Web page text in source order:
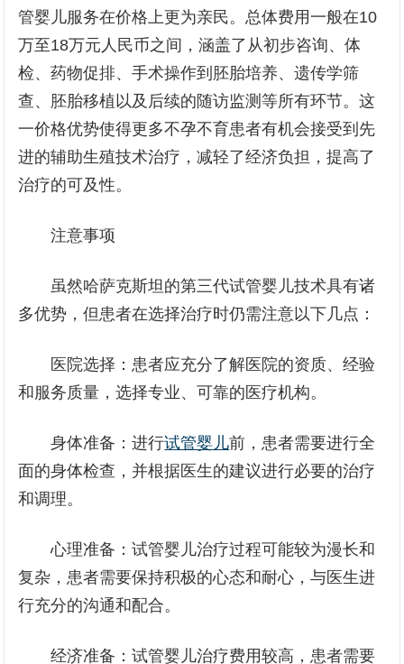
管婴儿服务在价格上更为亲民。总体费用一般在10
万至18万元人民币之间，涵盖了从初步咨询、体
检、药物促排、手术操作到胚胎培养、遗传学筛
查、胚胎移植以及后续的随访监测等所有环节。这
一价格优势使得更多不孕不育患者有机会接受到先
进的辅助生殖技术治疗，减轻了经济负担，提高了
治疗的可及性。
注意事项
虽然哈萨克斯坦的第三代试管婴儿技术具有诸
多优势，但患者在选择治疗时仍需注意以下几点：
医院选择：患者应充分了解医院的资质、经验
和服务质量，选择专业、可靠的医疗机构。
身体准备：进行试管婴儿前，患者需要进行全
面的身体检查，并根据医生的建议进行必要的治疗
和调理。
心理准备：试管婴儿治疗过程可能较为漫长和
复杂，患者需要保持积极的心态和耐心，与医生进
行充分的沟通和配合。
经济准备：试管婴儿治疗费用较高，患者需要